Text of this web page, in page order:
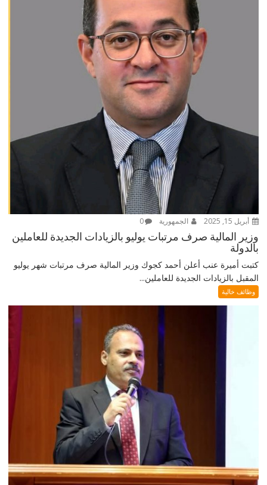
أبريل 15, 2025 الجمهورية 0
وزير المالية صرف مرتبات يوليو بالزيادات الجديدة للعاملين
بالدولة
كتبت أميرة عنب أعلن أحمد كجوك وزير المالية صرف مرتبات شهر يوليو
المقبل بالزيادات الجديدة للعاملين...
وظائف خالية